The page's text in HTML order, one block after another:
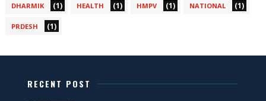
DHARMIK (1) HEALTH (1) HMPV (1) NATIONAL (1)
PRDESH (1)
RECENT POST